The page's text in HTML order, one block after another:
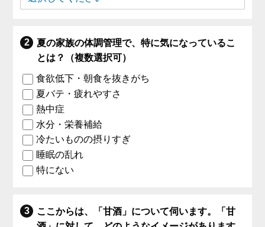
夏の家族の体調管理で、特に気になっているこ
とは？（複数選択可）
食欲低下・朝食を抜きがち
夏バテ・疲れやすさ
熱中症
水分・栄養補給
冷たいものの摂りすぎ
睡眠の乱れ
特にない
ここからは、「甘酒」について伺います。「甘